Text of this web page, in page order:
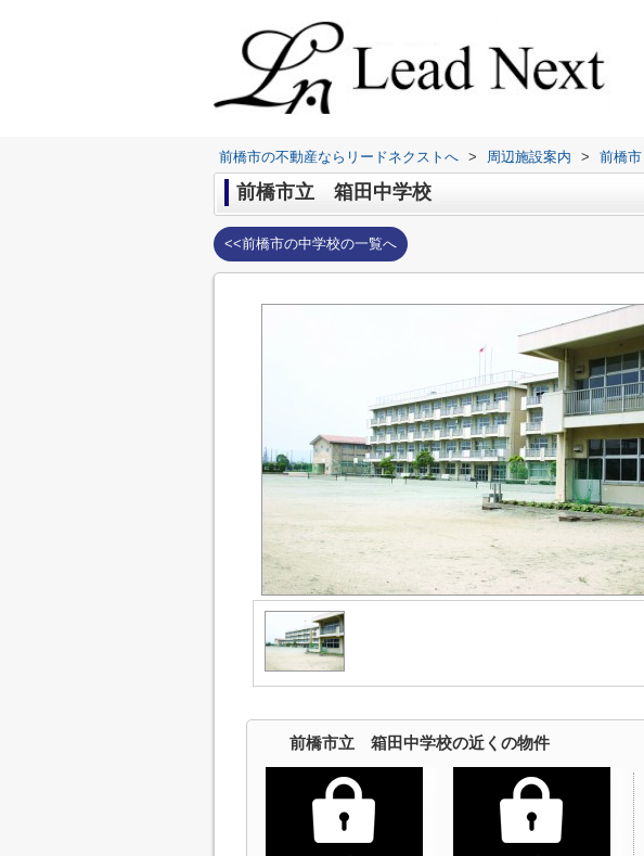
前橋市の不動産ならリードネクストへ > 周辺施設案内 > 前橋市
前橋市立 箱田中学校
<<前橋市の中学校の一覧へ
前橋市立 箱田中学校の近くの物件